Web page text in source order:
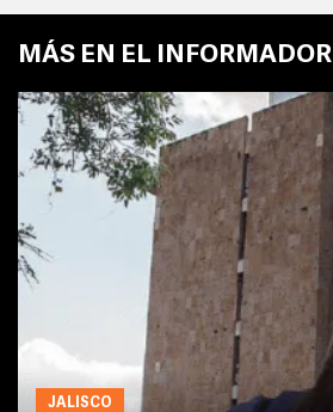
MÁS EN EL INFORMADOR
JALISCO